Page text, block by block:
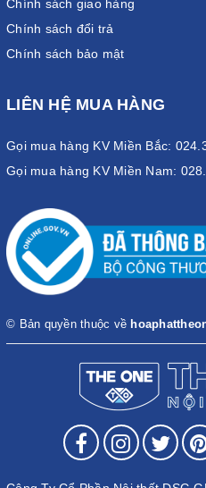
Chính sách giao hàng
Chính sách đổi trả
Chính sách bảo mật
LIÊN HỆ MUA HÀNG
Gọi mua hàng KV Miền Bắc:
Gọi mua hàng KV Miền Nam:
© Bản quyền thuộc về